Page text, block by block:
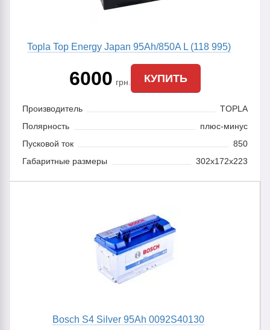
Topla Top Energy Japan 95Ah/850A L (118 995)
6000 грн. КУПИТЬ
Производитель
TOPLA
Полярность
плюс-минус
Пусковой ток
850
Габаритные размеры
302х172х223
Bosch S4 Silver 95Ah 0092S40130